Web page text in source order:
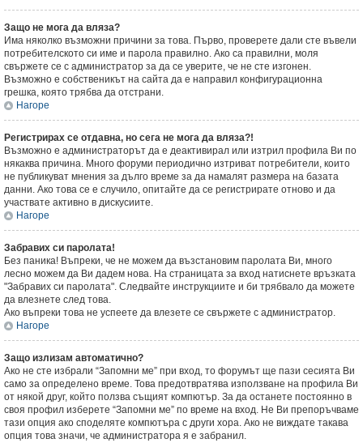
Защо не мога да вляза?
Има няколко възможни причини за това. Първо, проверете дали сте въвели
потребителското си име и парола правилно. Ако са правилни, моля
свържете се с администратор за да се уверите, че не сте изгонен.
Възможно е собственикът на сайта да е направил конфигурационна
грешка, която трябва да отстрани.
Нагоре
Регистрирах се отдавна, но сега не мога да вляза?!
Възможно е администраторът да е деактивирал или изтрил профила Ви по
някаква причина. Много форуми периодично изтриват потребители, които
не публикуват мнения за дълго време за да намалят размера на базата
данни. Ако това се е случило, опитайте да се регистрирате отново и да
участвате активно в дискусиите.
Нагоре
Забравих си паролата!
Без паника! Въпреки, че не можем да възстановим паролата Ви, много
лесно можем да Ви дадем нова. На страницата за вход натиснете връзката
"Забравих си паролата". Следвайте инструкциите и би трябвало да можете
да влезнете след това.
Ако въпреки това не успеете да влезете се свържете с администратор.
Нагоре
Защо излизам автоматично?
Ако не сте избрали “Запомни ме” при вход, то форумът ще пази сесията Ви
само за определено време. Това предотвратява използване на профила Ви
от някой друг, който ползва същият компютър. За да останете постоянно в
своя профил изберете “Запомни ме” по време на вход. Не Ви препоръчваме
тази опция ако споделяте компютъра с други хора. Ако не виждате такава
опция това значи, че администратора я е забранил.